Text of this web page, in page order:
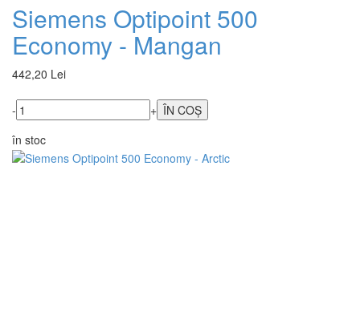
Siemens Optipoint 500
Economy - Mangan
442,20 Lei
-
+
în stoc